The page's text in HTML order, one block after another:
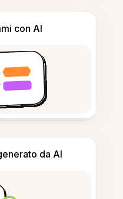
con AI
da AI